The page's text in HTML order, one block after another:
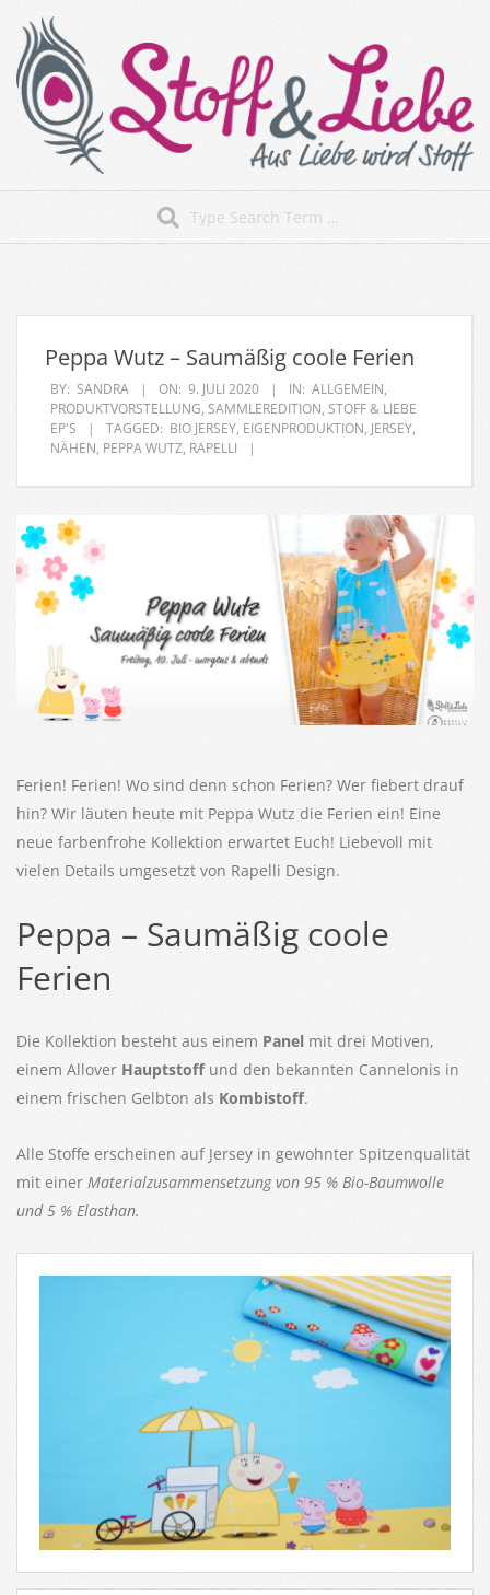
content
Stoff&Liebe
Menu
Peppa Wutz – Saumäßig coole Ferien
BY: SANDRA ON: 9. JULI 2020 IN: ALLGEMEIN,
PRODUKTVORSTELLUNG, SAMMLEREDITION, STOFF & LIEBE
EP'S
TAGGED: BIO JERSEY, EIGENPRODUKTION, JERSEY,
NÄHEN, PEPPA WUTZ, RAPELLI
Ferien! Ferien! Wo sind denn schon Ferien? Wer fiebert drauf
hin? Wir läuten heute mit Peppa Wutz die Ferien ein! Eine
neue farbenfrohe Kollektion erwartet Euch! Liebevoll mit
vielen Details umgesetzt von Rapelli Design.
Peppa – Saumäßig coole
Ferien
Die Kollektion besteht aus einem Panel mit drei Motiven,
einem Allover Hauptstoffund den bekannten Cannelonis in
einem frischen Gelbton als Kombistoff.
Alle Stoffe erscheinen auf Jersey in gewohnter Spitzenqualität
mit einer Materialzusammensetzung von 95 % Bio-Baumwolle
und 5 % Elasthan.